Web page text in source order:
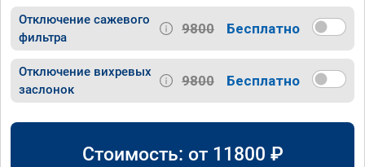
Отключение сажевого
фильтра
9800 Бесплатно
Отключение вихревых
заслонок
9800 Бесплатно
Стоимость: от 11800 ₽